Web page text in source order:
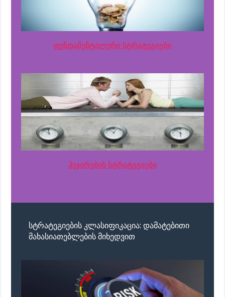
ფუნდამენტალური სტრატეგიები
ჰეჯირების სტრატეგიები
სტრატეგიების კლასიფიკაცია: დამატებითი
მახასიათებლების მიხედვით